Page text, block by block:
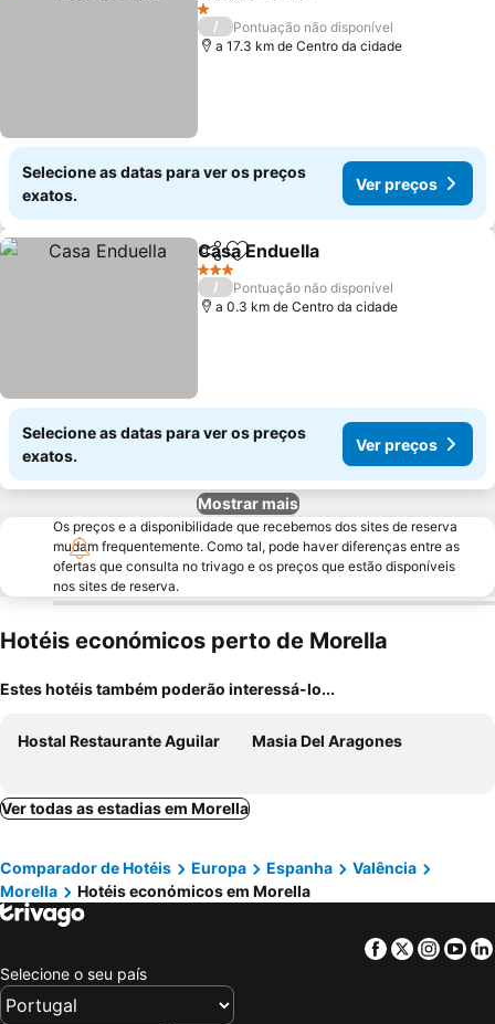
1 Estrelas
/
Pontuação não disponível
a 17.3 km de Centro da cidade
Selecione as datas para ver os preços
exatos.
Ver preços
PartilharAdicionar aos favoritos
Casa Enduella
3 Estrelas
/
Pontuação não disponível
a 0.3 km de Centro da cidade
Selecione as datas para ver os preços
exatos.
Ver preços
Mostrar mais
Os preços e a disponibilidade que recebemos dos sites de reserva
mudam frequentemente. Como tal, pode haver diferenças entre as
ofertas que consulta no trivago e os preços que estão disponíveis
nos sites de reserva.
Hotéis económicos perto de Morella
Estes hotéis também poderão interessá-lo...
Hostal Restaurante Aguilar Masia Del Aragones
Ver todas as estadias em Morella
Comparador de Hotéis Europa Espanha
Valência
Morella
Hotéis económicos em Morella
Facebook
Twitter
Selecione o seu país